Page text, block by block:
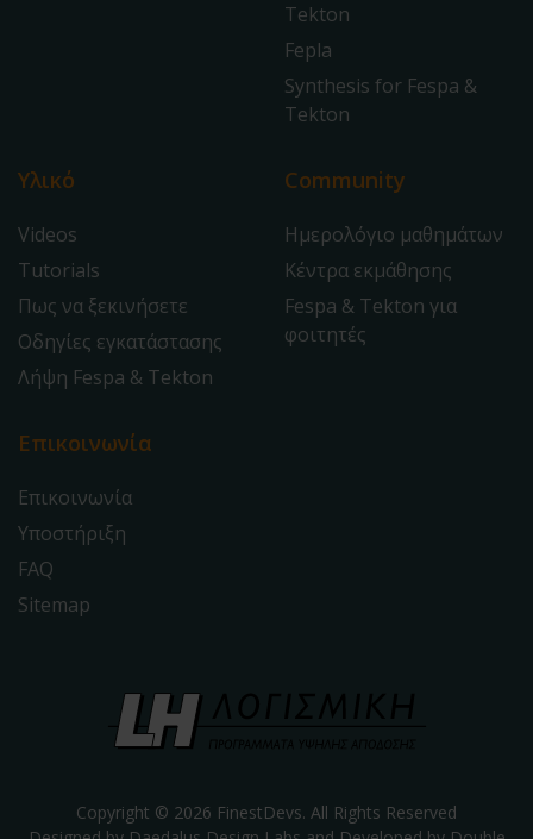
Tekton
Fepla
Synthesis for Fespa &
Tekton
Υλικό
Videos
Tutorials
Πως να ξεκινήσετε
Οδηγίες εγκατάστασης
Λήψη Fespa & Tekton
Community
Ημερολόγιο μαθημάτων
Κέντρα εκμάθησης
Fespa & Tekton για
φοιτητές
Επικοινωνία
Επικοινωνία
Υποστήριξη
FAQ
Sitemap
Copyright © 2026 FinestDevs. All Rights Reserved